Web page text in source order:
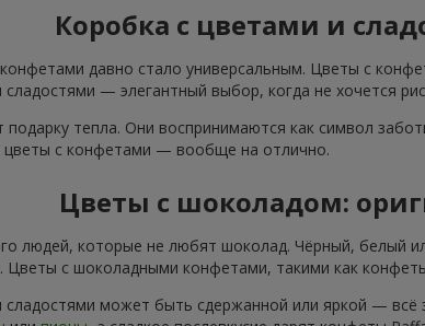
Коробка с цветами и
давно стало универсальным. Цветы с
— элегантный выбор, когда не хочется
подарку тепла. Они воспринимаются как символ
с конфетами — вообще на отлично.
Цветы с шоколадом:
людей, которые не любят шоколад. Чёрный, белый
Цветы с шоколадными конфетами, такими как
сладостями может быть сдержанной или яркой —